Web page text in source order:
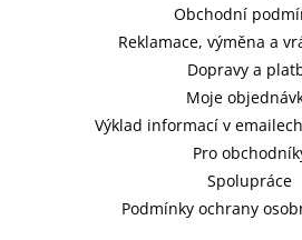
Obchodní
Reklamace, výměna a
Dopravy a
Moje
Výklad informací v
Pro
Spolupráce
Podmínky ochrany